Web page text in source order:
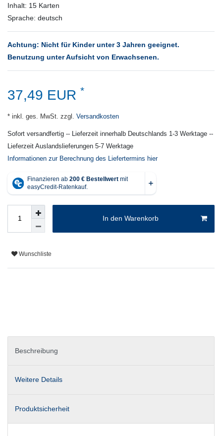
Inhalt: 15 Karten
Sprache: deutsch
Achtung: Nicht für Kinder unter 3 Jahren geeignet.
Benutzung unter Aufsicht von Erwachsenen.
37,49 EUR *
* inkl. ges. MwSt. zzgl. Versandkosten
Sofort versandfertig -- Lieferzeit innerhalb Deutschlands 1-3 Werktage --
Lieferzeit Auslandslieferungen 5-7 Werktage
Informationen zur Berechnung des Liefertermins hier
In den Warenkorb
Wunschliste
Beschreibung
Weitere Details
Produktsicherheit